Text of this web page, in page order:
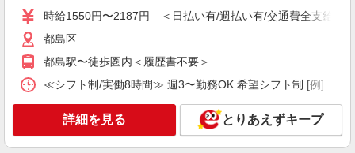
都島駅⇒キレイな病院で介護補助/事務作業な
ど
通費全支給(ガソリン代含む)＞
都島区
キープ 詳細を見る
派遣社員 NEW
時給1550円〜2187円 ＜日払い有/週払い有/交通費全支給(ガ
都島区
都島駅〜徒歩圏内＜履歴書不要＞
≪シフト制/実働8時間≫ 週3〜勤務OK 希望シフト制 [例] ・
詳細を見る とりあえずキープ